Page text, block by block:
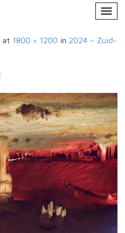
at 1800 × 1200 in 2024 – Zuid-